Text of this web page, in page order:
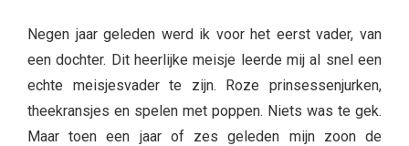
Negen jaar geleden werd ik voor het eerst vader, van
een dochter. Dit heerlijke meisje leerde mij al snel een
echte meisjesvader te zijn. Roze prinsessenjurken,
theekransjes en spelen met poppen. Niets was te gek.
Maar toen een jaar of zes geleden mijn zoon de